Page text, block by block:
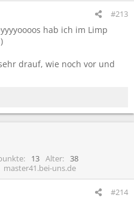
#213
hab ich im Limp
drauf, wie noch vor und
13 Alter
38
master41.bei-uns.de
#214